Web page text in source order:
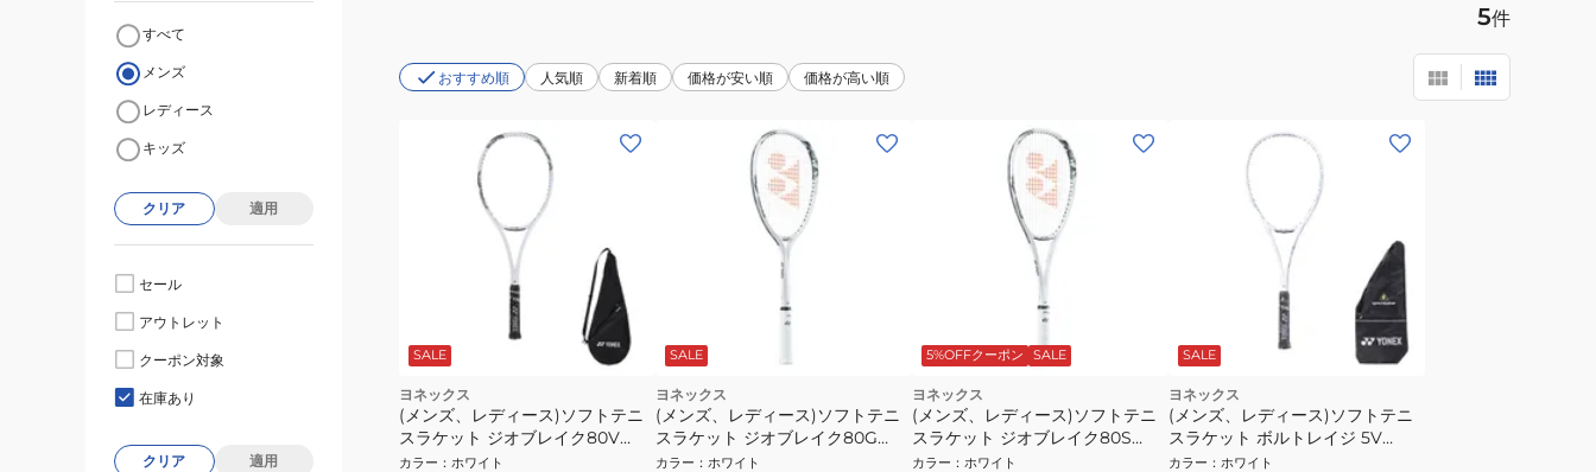
5件
おすすめ順 人気順 新着順 価格が安い順 価格が高い順
SALE
ヨネックス
(メンズ、レディース)ソフトテニ
スラケット ジオブレイク80V
02GB80V-719
カラー ： ホワイト
SALE
ヨネックス
(メンズ、レディース)ソフトテニ
スラケット ジオブレイク80G
02GB80G-719
カラー ： ホワイト
5%OFFクーポン SALE
ヨネックス
(メンズ、レディース)ソフトテニ
スラケット ジオブレイク80S
02GB80S-719
カラー ： ホワイト
SALE
ヨネックス
(メンズ、レディース)ソフトテニ
スラケット ボルトレイジ 5V
VR5V-305 前衛向け
カラー ： ホワイト
すべて
メンズ
レディース
キッズ
クリア 適用
セール
アウトレット
クーポン対象
在庫あり
クリア 適用